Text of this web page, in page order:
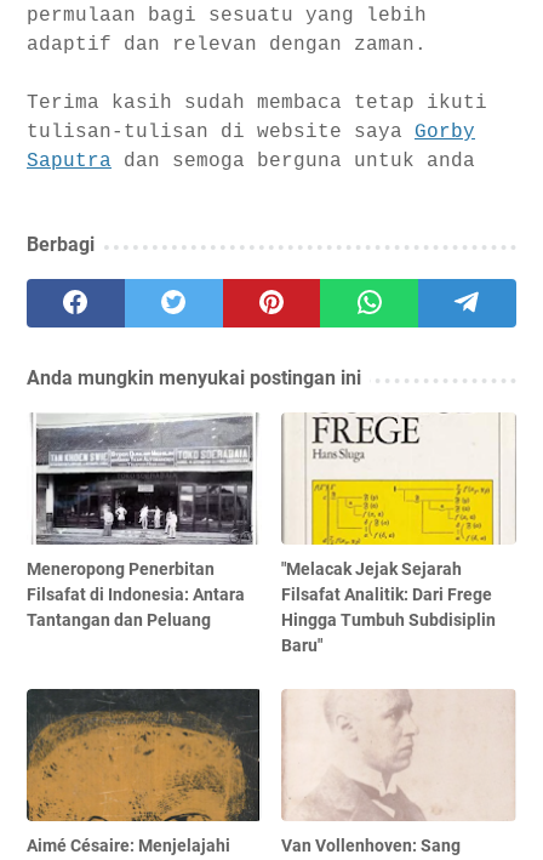
permulaan bagi sesuatu yang lebih
adaptif dan relevan dengan zaman.
Terima kasih sudah membaca tetap ikuti
tulisan-tulisan di website saya Gorby
Saputra dan semoga berguna untuk anda
Berbagi
Anda mungkin menyukai postingan ini
Meneropong Penerbitan
Filsafat di Indonesia: Antara
Tantangan dan Peluang
"Melacak Jejak Sejarah
Filsafat Analitik: Dari Frege
Hingga Tumbuh Subdisiplin
Baru"
Aimé Césaire: Menjelajahi
Van Vollenhoven: Sang